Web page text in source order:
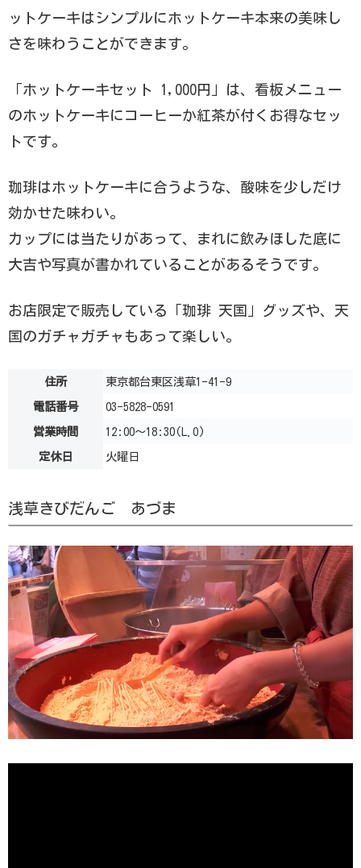
ットケーキはシンプルにホットケーキ本来の美味し
さを味わうことができます。
「ホットケーキセット 1,000円」は、看板メニュー
のホットケーキにコーヒーか紅茶が付くお得なセッ
トです。
珈琲はホットケーキに合うような、酸味を少しだけ
効かせた味わい。
カップには当たりがあって、まれに飲みほした底に
大吉や写真が書かれていることがあるそうです。
お店限定で販売している「珈琲 天国」グッズや、天
国のガチャガチャもあって楽しい。
住所 東京都台東区浅草1-41-9
電話番号 03-5828-0591
営業時間 12:00～18:30(L.O)
定休日 火曜日
浅草きびだんご あづま